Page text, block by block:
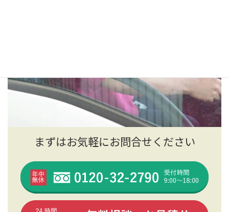
まずはお気軽にお問合せください